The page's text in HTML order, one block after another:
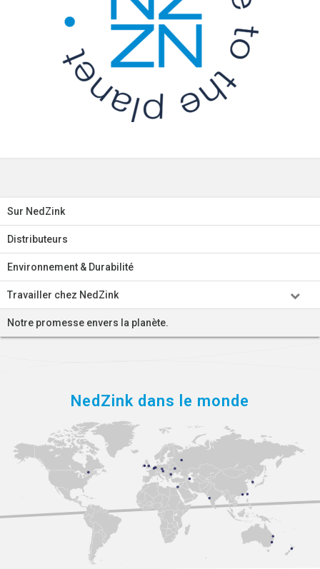
Sur NedZink
Distributeurs
Environnement & Durabilité
Travailler chez NedZink
Notre promesse envers la planète.
NedZink dans le monde